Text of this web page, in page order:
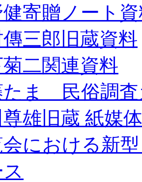
寄贈ノート
三郎旧蔵資料
二関連資料
たま 民俗調査
尊雄旧蔵 紙媒
会における新